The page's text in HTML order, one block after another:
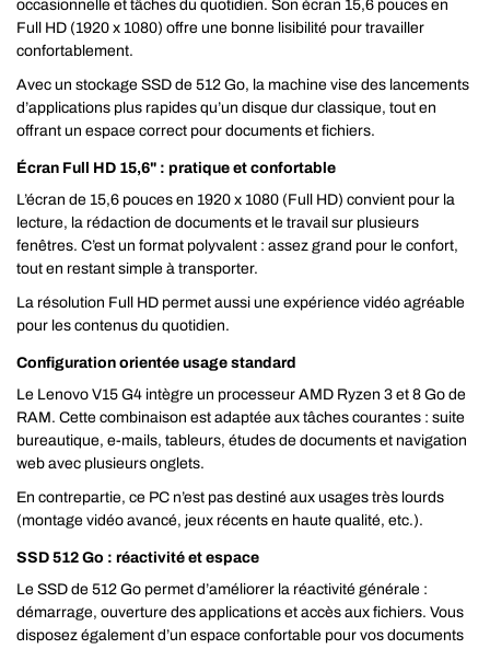
occasionnelle et tâches du quotidien. Son écran 15,6 pouces en
Full HD (1920 x 1080) offre une bonne lisibilité pour travailler
confortablement.
Avec un stockage SSD de 512 Go, la machine vise des lancements
d’applications plus rapides qu’un disque dur classique, tout en
offrant un espace correct pour documents et fichiers.
Écran Full HD 15,6" : pratique et confortable
L’écran de 15,6 pouces en 1920 x 1080 (Full HD) convient pour la
lecture, la rédaction de documents et le travail sur plusieurs
fenêtres. C’est un format polyvalent : assez grand pour le confort,
tout en restant simple à transporter.
La résolution Full HD permet aussi une expérience vidéo agréable
pour les contenus du quotidien.
Configuration orientée usage standard
Le Lenovo V15 G4 intègre un processeur AMD Ryzen 3 et 8 Go de
RAM. Cette combinaison est adaptée aux tâches courantes : suite
bureautique, e-mails, tableurs, études de documents et navigation
web avec plusieurs onglets.
En contrepartie, ce PC n’est pas destiné aux usages très lourds
(montage vidéo avancé, jeux récents en haute qualité, etc.).
SSD 512 Go : réactivité et espace
Le SSD de 512 Go permet d’améliorer la réactivité générale :
démarrage, ouverture des applications et accès aux fichiers. Vous
disposez également d’un espace confortable pour vos documents